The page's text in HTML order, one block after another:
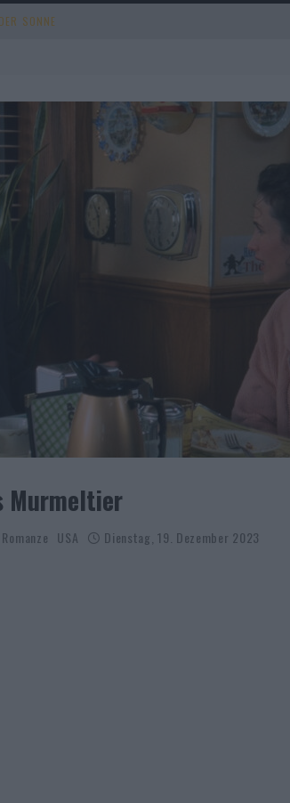
SONNE
Murmeltier
Romanze USA Dienstag, 19. Dezember 2023